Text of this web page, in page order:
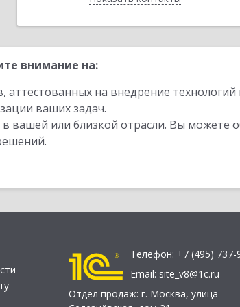
внимание на:
аттестованных на внедрение
ваших задач.
вашей или близкой отрасли. Вы можете
Телефон: +7 (495) 737-
Email: site_v8@1c.ru
Отдел продаж: г. Москва, улица